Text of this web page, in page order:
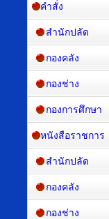
คำสั่ง
สำนักปลัด
กองคลัง
กองช่าง
กองการศึกษา
หนังสือราชการ
สำนักปลัด
กองคลัง
กองช่าง